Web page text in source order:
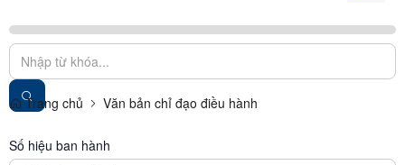
Trang chủ Văn bản chỉ đạo điều hành
Số hiệu ban hành